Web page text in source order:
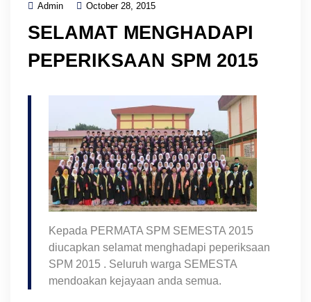
Admin October 28, 2015
SELAMAT MENGHADAPI
PEPERIKSAAN SPM 2015
Kepada PERMATA SPM SEMESTA 2015
diucapkan selamat menghadapi peperiksaan
SPM 2015 . Seluruh warga SEMESTA
mendoakan kejayaan anda semua.